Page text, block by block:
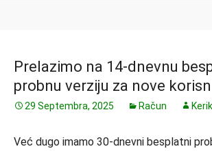
Prelazimo na 14-dnevnu
probnu verziju za nove
29 Septembra, 2025 Račun
Već dugo imamo 30-dnevni besplatni